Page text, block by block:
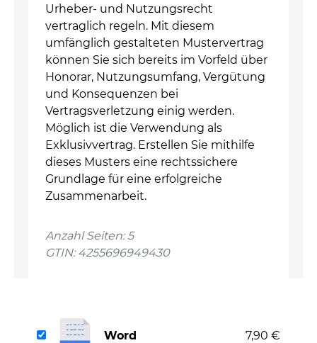
Urheber- und Nutzungsrecht
vertraglich regeln. Mit diesem
umfänglich gestalteten Mustervertrag
können Sie sich bereits im Vorfeld über
Honorar, Nutzungsumfang, Vergütung
und Konsequenzen bei
Vertragsverletzung einig werden.
Möglich ist die Verwendung als
Exklusivvertrag. Erstellen Sie mithilfe
dieses Musters eine rechtssichere
Grundlage für eine erfolgreiche
Zusammenarbeit.
Anzahl Seiten: 5
GTIN: 4255696949430
Word 7,90 €